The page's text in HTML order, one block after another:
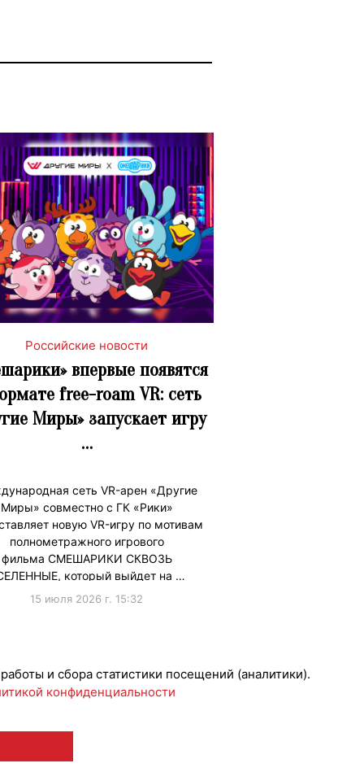
Российские новости
впервые появятся
free-roam VR: сеть
Миры» запускает игру
…
сеть VR-арен «Другие
Миры» совместно с ГК «Рики»
новую VR-игру по мотивам
полнометражного игрового
фильма СМЕШАРИКИ СКВОЗЬ
который выйдет на …
15 июля 2026 г. 15:32
и сбора статистики посещений (аналитики).
конфиденциальности